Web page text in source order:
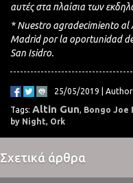
αυτές στα πλαίσια των
* Nuestro agradecimiento al
Madrid por la oportunidad
San Isidro.
25/05/2019 |
Tags: Altin Gun, Bongo Joe
by Night, Ork
Σχετικά άρθρα